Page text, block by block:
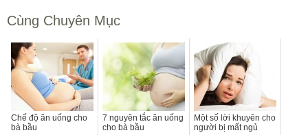
Cùng Chuyên Mục
Chế độ ăn uống cho
bà bầu
7 nguyên tắc ăn uống
cho bà bầu
Một số lời khuyên cho
người bị mất ngủ